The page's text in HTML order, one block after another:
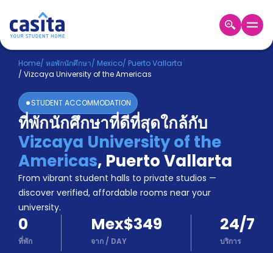
Home TH MXN
เข้าสู่
ระบบ
Booking
Accommodation
About
us
Blog
Refer
And
Earn
Become
A
Partner
Help
Home/ หอพักนักศึกษา/ Mexico/ Puerto Vallarta
/ Vizcaya University of the Americas
STUDENT ACCOMMODATION
ที่พักนักศึกษาที่ดีที่สุดใกล้กับ
Vizcaya University of the
Americas, Puerto Vallarta
From vibrant student halls to private studios —
discover verified, affordable rooms near your
university.
0
ที่พัก
Mex$349
จาก/ DAY
24/7
บริการ